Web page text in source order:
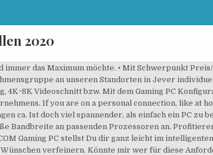
2020
News 0 Comments 0. Grundsätzlich gilt: AMD-Prozessoren der FX-Serie eignen sich aufgrund der hohen Anzahl an CPU-Kernen für Multitasking-Aufgaben, während Int… In diesem Video zeige ich dir den besten + schnellsten Gaming PC für 1000€. Bestellen Sie Ihren Traum-Computer im AGANDO Shop! Cloudflare Ray ID: 60ecbcc739cdfa50 Jetzt bei Megaport Ihren Gaming PC selber zusammenstellen. Hießen die Systeme Anfangs noch COMDATA - Computer nach Maß - und wurden ausschließlich über Fachhandelspartner und Systemhäuser … Performance & security by Cloudflare, Please complete the security check to access. Completing the CAPTCHA proves you are a human and gives you temporary access to the web property. Gaming PC zusammenstellen (2020) - So funktionierts. Ihr wollt euch einen Gaming-PC zusammenstellen? Gaming PC für 500 Euro zusammenstellen – geht das? Lasst euch beim Gaming PC selber bauen nicht von den Fachtermini CPU-Kühler, SSD, HDD oder Mainboard verunsichern. ... würde ich einen neuen Rechner für den FS 2020 so zusammenstellen: Since launching our first product in 2004, NZXT has delivered affordable premium. 2.200 €. Ihr möchtet euren nächsten Gaming-PC selber zusammenstellen, seid aber durch die riesigen Auswahl an Komponenten überfordert? um die beliebte Auszeichnung der COMPUTER BILD TOP SHOP 2020 zu erhalten. Kombinieren Sie PC Hardware mit Ihrer Gaming Software, optimieren Sie Ihr Gaming PC Set indem Sie sich Ihren Gaming PC günstig zusammenstellen. 1000 Euro - 1100€ Euro Gaming PC 2020 Zusammenbauen & Test. Den Gaming PC selbst zusammenstellen macht Spaß und spart Geld. Der ALTERNATE PC Konfigurator bietet Ihnen die Möglichkeit, einen PC ganz nach Ihren Wünschen zusammenstellen zu lassen. Weiter werden wir eine Schritt für Schritt Anleitung zu Verfügung stellen, damit wir unsere Erfahrung weitergeben können. Gaming-PC für 980 Euro . Euro truck Simulator 2. Denn das Gaming PC zusammenstellen ist eigentlich kein Hexenwerk. Gaming-PC Konfigurationen für jeden Geldbeutel Ein guter Gaming-PC muss keine Unsummen kosten. Microsoft flight Simulator 2020. Der CSL Sprint D10088X Gaming ist mit rund 570 Euro eine Ecke teurer als unser Eigenbaurechner. Gaming PC 1200-1250 Euro – Intel Coffee Lake – September 2020 Mai 1, 2018 September 11, 2020 gamingpczusammenstellen Hier ist das bestmögliche Setup für einen Gaming PC im Preissegment 1200-1250 Euro. Leider hab ich nicht wirklich viel Ahnung wenn es um PC's geht und ich würde gerne einen gaming PC zusammenbauen, der ca. Gaming-PC zusammenstellen 2020: Die besten Konfigurationen [September] Von Willi Tiefel Autor 27.08.2020 um 10:45 Uhr Feedback zum Artikel. Auch im Herbst stellen wir wieder drei Konfigurationen, sowohl für Einsteiger, als auch Enthusiasten vor, die einen guten Kompromiss aus Gaming-Leistung und Features darstellen. Zocken lässt sich mit einem Budget Gaming PC allemal, allerdings gibt es oft Einbußen in den FPS oder Detaileinstellungen. Sie können PCs einfach selbst zusammenbauen. Unser letzter PC kostet euch insgesamt etwas unter 1000 Euro - nämlich 980 Euro. Für dich fallen keine zusätzlichen Kosten an. PC bei uns zusammenstellen - 23 Jahre Mindfactor Sie können Ihren High End Gamer PC zusammenstellen oder einen Gaming Laptop günstig kaufen, im Gaming Shop von Ankermann bleibt kein Wunsch unerfüllt. ... Du kannst